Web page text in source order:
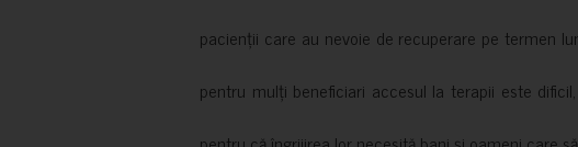
pacienții care au nevoie de recuperare pe termen
pentru mulți beneficiari accesul la terapii este